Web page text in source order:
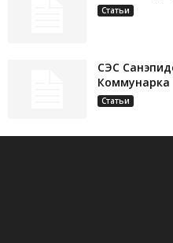
Статьи
СЭС
Коммунарка
Статьи